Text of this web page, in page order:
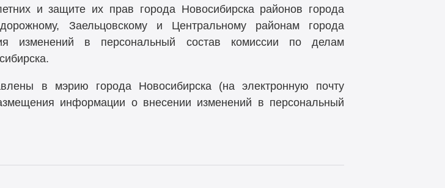
и защите их прав города Новосибирска районов города
Заельцовскому и Центральному районам города
изменений в персональный состав комиссии по делам
в мэрию города Новосибирска (на электронную почту
информации о внесении изменений в персональный